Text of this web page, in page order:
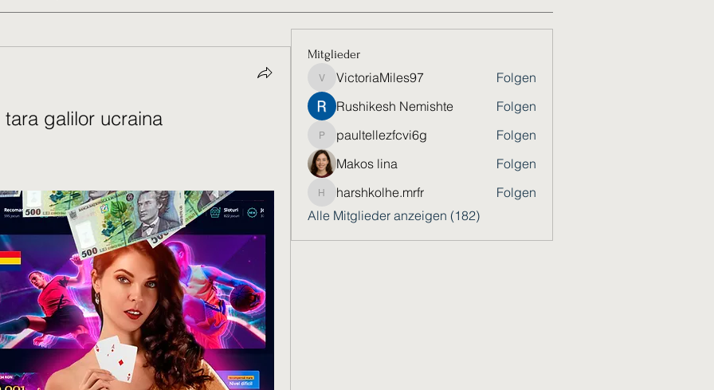
galilor ucraina
Mitglieder
VictoriaMiles97
VictoriaMiles97
Folgen
Rushikesh Nemishte
Folgen
paultellezfcvi6g
paultellezfcvi6g
Folgen
Makos lina
Folgen
harshkolhe.mrfr
harshkolhe.mrfr
Folgen
Alle Mitglieder anzeigen (182)